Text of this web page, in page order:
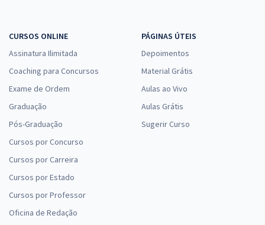
CURSOS ONLINE
Assinatura Ilimitada
Coaching para Concursos
Exame de Ordem
Graduação
Pós-Graduação
Cursos por Concurso
Cursos por Carreira
Cursos por Estado
Cursos por Professor
Oficina de Redação
PÁGINAS ÚTEIS
Depoimentos
Material Grátis
Aulas ao Vivo
Aulas Grátis
Sugerir Curso